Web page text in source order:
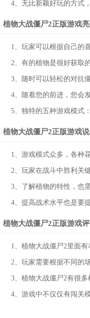
4、无比新颖好玩的方式，
植物大战僵尸2正版游戏
1、玩家可以根据自己的喜
2、有的植物是很好获取的
3、随时可以轻松的对抗僵
4、随着您的前进，您会发
5、独特的五种游戏模式：
植物大战僵尸2正版游戏说
1、游戏模式众多，各种花
2、玩家在战斗中胜利关键
3、了解植物的特性，也需
4、提高战术水平也是要提
植物大战僵尸2正版游戏
1、植物大战僵尸2里面有
2、玩家需要根据不同的场
3、植物大战僵尸2有很多
4、游戏中不仅仅有闯关模